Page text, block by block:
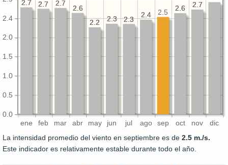
ene feb mar abr may jun jul ago sep oct nov dic
0.0
0.5
1.0
1.5
2.0
2.4
2.7
2.6
2.4
2.3
2.3
2.2
2.6
2.7
2.7
2.7
2.7
2.6
2.5
2.4
2.3
2.3
2.2
2.6
2.7
2.7
2.7
La intensidad promedio del viento en septiembre es de 2.5 m./s.
Este indicador es relativamente estable durante todo el año.